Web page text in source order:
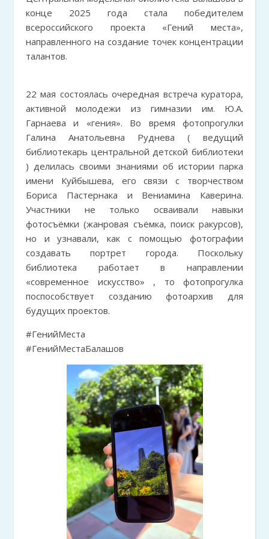
конце 2025 года стала победителем
всероссийского проекта «Гений места»,
направленного на создание точек концентрации
талантов.
22 мая состоялась очередная встреча куратора,
активной молодежи из гимназии им. Ю.А.
Гарнаева и «гения». Во время фотопрогулки
Галина Анатольевна Руднева ( ведущий
библиотекарь центральной детской библиотеки
) делилась своими знаниями об истории парка
имени Куйбышева, его связи с творчеством
Бориса Пастернака и Вениамина Каверина.
Участники не только осваивали навыки
фотосъёмки (жанровая съёмка, поиск ракурсов),
но и узнавали, как с помощью фотографии
создавать портрет города. Поскольку
библиотека работает в направлении
«современное искусство» , то фотопрогулка
поспособствует созданию фотоархив для
будущих проектов.
#ГенийМеста
#ГенийМестаБалашов